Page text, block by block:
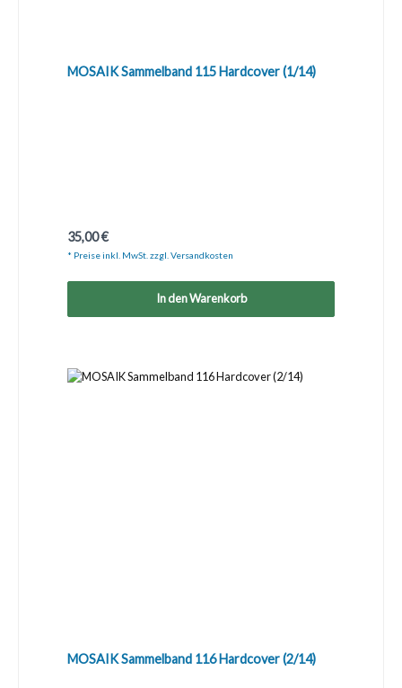
MOSAIK Sammelband 115 Hardcover (1/14)
Regulärer Preis:
35,00 €
* Preise inkl. MwSt. zzgl. Versandkosten
In den Warenkorb
MOSAIK Sammelband 116 Hardcover (2/14)